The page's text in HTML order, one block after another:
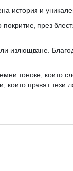
история и
покритие, през
тонове, които
които правят